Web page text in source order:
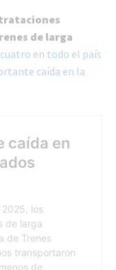
de larga
en todo el país
caída en la